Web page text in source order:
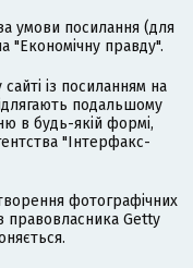
умови посилання (для
"Економічну правду".
із посиланням на
подальшому
в будь-якій формі,
"Інтерфакс-
фотографічних
правовласника Getty